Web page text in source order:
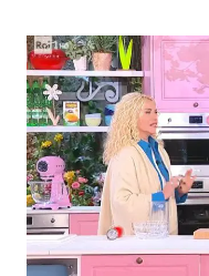
News Musica
News Spettacolo
Benessere
Casa